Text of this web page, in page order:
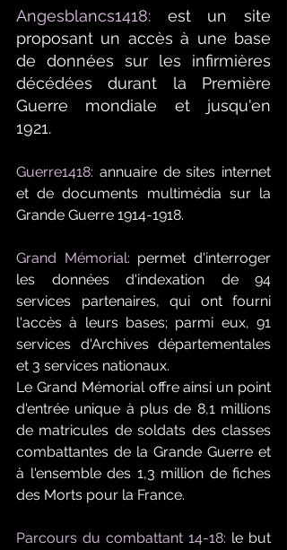
Angesblancs1418: est un site
proposant un accès à une base
de données sur les infirmières
décédées durant la Première
Guerre mondiale et jusqu'en
1921.
Guerre1418: annuaire de sites internet
et de documents multimédia sur la
Grande Guerre 1914-1918.
Grand Mémorial: permet d'interroger
les données d'indexation de 94
services partenaires, qui ont fourni
l'accès à leurs bases; parmi eux, 91
services d'Archives départementales
et 3 services nationaux.
Le Grand Mémorial offre ainsi un point
d'entrée unique à plus de 8,1 millions
de matricules de soldats des classes
combattantes de la Grande Guerre et
à l'ensemble des 1,3 million de fiches
des Morts pour la France.
Parcours du combattant 14-18: le but